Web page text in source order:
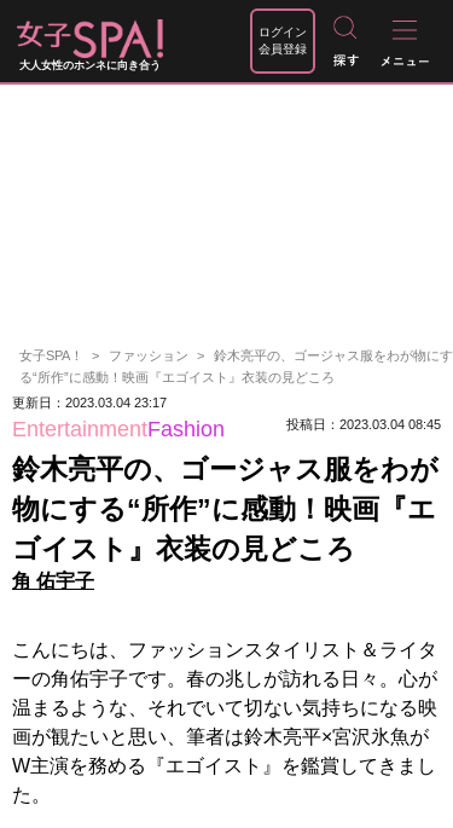
大人女性のホンネに向き合う
ログイン
会員登録
女子SPA！ ファッション
鈴木亮平の、ゴージャス服をわが物にす
る“所作”に感動！映画『エゴイスト』衣装の見どころ
更新日：2023.03.04 23:17
EntertainmentFashion 投稿日：2023.03.04 08:45
鈴木亮平の、ゴージャス服をわが
物にする“所作”に感動！映画『エ
ゴイスト』衣装の見どころ
角 佑宇子
こんにちは、ファッションスタイリスト＆ライタ
ーの角佑宇子です。春の兆しが訪れる日々。心が
温まるような、それでいて切ない気持ちになる映
画が観たいと思い、筆者は鈴木亮平×宮沢氷魚が
W主演を務める『エゴイスト』を鑑賞してきまし
た。